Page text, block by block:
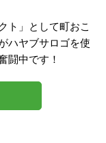
ト」として町おこ
ハヤブサロゴを使
闘中です！